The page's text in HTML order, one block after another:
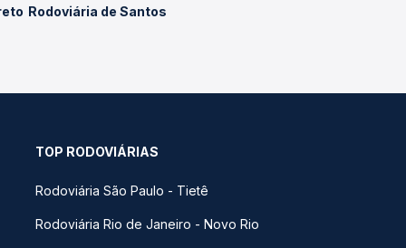
Rodoviária de Santos
TOP RODOVIÁRIAS
Rodoviária São Paulo - Tietê
Rodoviária Rio de Janeiro - Novo Rio